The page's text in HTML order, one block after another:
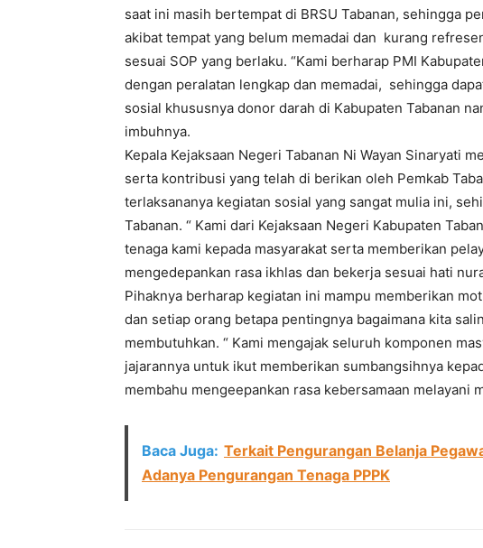
saat ini masih bertempat di BRSU Tabanan, sehingga
akibat tempat yang belum memadai dan kurang
sesuai SOP yang berlaku. “Kami berharap PMI
dengan peralatan lengkap dan memadai, sehingga
sosial khususnya donor darah di Kabupaten Tabanan
imbuhnya.
Kepala Kejaksaan Negeri Tabanan Ni Wayan Sinaryati
serta kontribusi yang telah di berikan oleh Pemkab
terlaksananya kegiatan sosial yang sangat mulia ini,
Tabanan. “ Kami dari Kejaksaan Negeri Kabupaten
tenaga kami kepada masyarakat serta memberikan
mengedepankan rasa ikhlas dan bekerja sesuai hati
Pihaknya berharap kegiatan ini mampu memberikan
dan setiap orang betapa pentingnya bagaimana kita
membutuhkan. “ Kami mengajak seluruh komponen
jajarannya untuk ikut memberikan sumbangsihnya
membahu mengeepankan rasa kebersamaan melayani
Baca Juga: Terkait Pengurangan Belanja
Adanya Pengurangan Tenaga PPPK